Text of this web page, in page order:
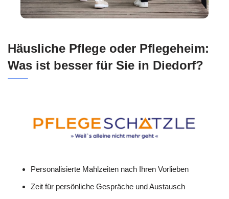
Häusliche Pflege oder Pflegeheim:
Was ist besser für Sie in Diedorf?
Personalisierte Mahlzeiten nach Ihren Vorlieben
Zeit für persönliche Gespräche und Austausch